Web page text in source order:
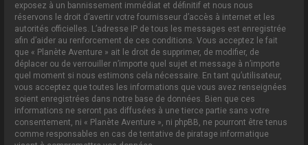
exposez à un bannissement immédiat et définitif et nous nous
réservons le droit d’avertir votre fournisseur d’accès à internet et les
autorités officielles. L’adresse IP de tous les messages est enregistrée
afin d’aider au renforcement de ces conditions. Vous acceptez le fait
que « Planète Aventure » ait le droit de supprimer, de modifier, de
déplacer ou de verrouiller n’importe quel sujet et message à n’importe
quel moment si nous estimons cela nécessaire. En tant qu’utilisateur,
vous acceptez que toutes les informations que vous avez renseignées
soient enregistrées dans notre base de données. Bien que ces
informations ne seront pas diffusées à une tierce partie sans votre
consentement, ni « Planète Aventure », ni phpBB, ne pourront être tenus
comme responsables en cas de tentative de piratage informatique